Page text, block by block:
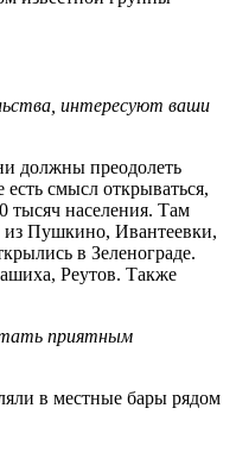
интересуют ваши
должны преодолеть
смысл открываться,
тысяч населения. Там
из Пушкино, Ивантеевки,
в Зеленограде.
Реутов. Также
приятным
в местные бары рядом